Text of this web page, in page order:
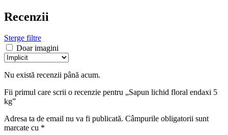
Recenzii
Sterge filtre
Doar imagini
Nu există recenzii până acum.
Fii primul care scrii o recenzie pentru „Sapun lichid floral endaxi 5
kg”
Adresa ta de email nu va fi publicată. Câmpurile obligatorii sunt
marcate cu *